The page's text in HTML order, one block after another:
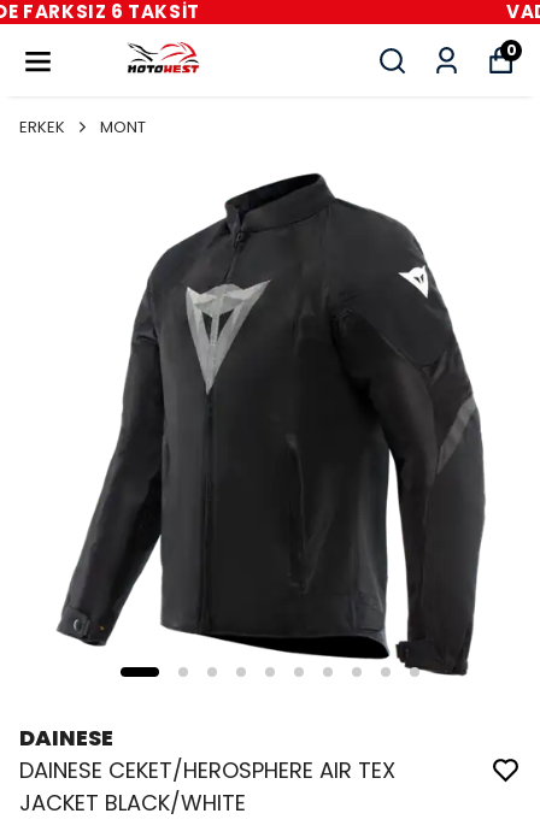
VADE FARKSIZ 6 TAKSİT
0
ERKEK MONT
DAINESE
DAINESE CEKET/HEROSPHERE AIR TEX
JACKET BLACK/WHITE